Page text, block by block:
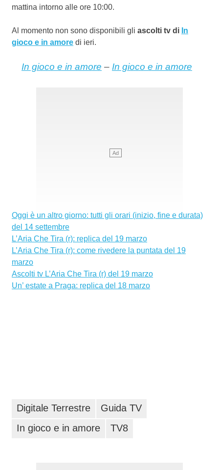
mattina intorno alle ore 10:00.
Al momento non sono disponibili gli ascolti tv di In
gioco e in amore di ieri.
In gioco e in amore – In gioco e in amore
Oggi è un altro giorno: tutti gli orari (inizio, fine e durata)
del 14 settembre
L’Aria Che Tira (r): replica del 19 marzo
L’Aria Che Tira (r): come rivedere la puntata del 19
marzo
Ascolti tv L’Aria Che Tira (r) del 19 marzo
Un’ estate a Praga: replica del 18 marzo
Digitale Terrestre
Guida TV
In gioco e in amore
TV8